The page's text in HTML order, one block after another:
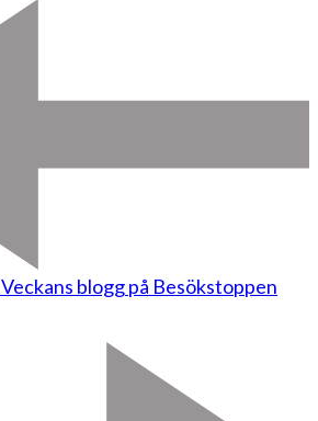
Veckans blogg på Besökstoppen